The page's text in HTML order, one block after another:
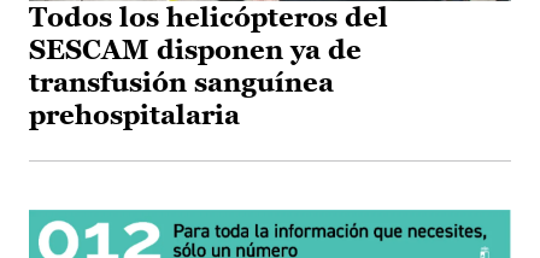
Todos los helicópteros del
SESCAM disponen ya de
transfusión sanguínea
prehospitalaria